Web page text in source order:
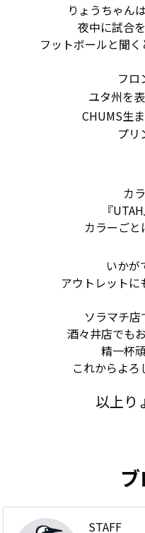
りょうちゃん
夜中に試合
フットボールと聞
フロ
ユタ州を
CHUMS生
プリ
カ
『
カラーご
いかが
アウトレット
ソラマチ店
酒々井店でも
精一杯
これからよろ
以上り
STAFF